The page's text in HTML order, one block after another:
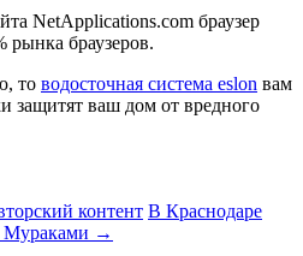
NetApplications.com браузер
рынка браузеров.
то водосточная система eslon вам
защитят ваш дом от вредного
контент В Краснодаре
Мураками →